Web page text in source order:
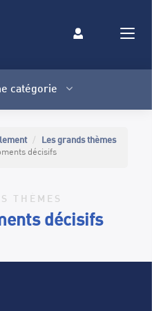
catégorie
THÈMES
THÈMES
décisifs
Les grands thèmes
décisifs
THÈMES
décisifs